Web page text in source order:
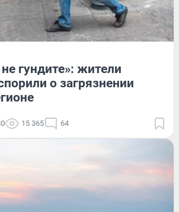
гундите»: жители
о загрязнении
15 365 64